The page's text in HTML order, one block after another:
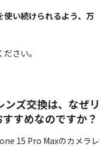
い続けられるよう、万
さい。
ズ交換は、なぜリ
すめなのですか？
15 Pro Maxのカメラレ